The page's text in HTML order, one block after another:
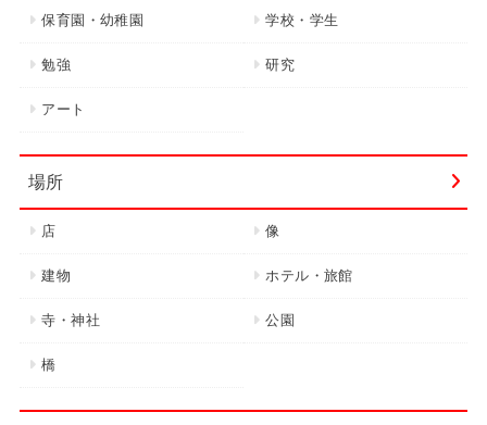
保育園・幼稚園 学校・学生
勉強 研究
アート
場所
店 像
建物 ホテル・旅館
寺・神社 公園
橋